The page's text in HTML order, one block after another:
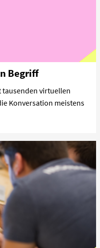
Begriff
tausenden virtuellen
Konversation meistens